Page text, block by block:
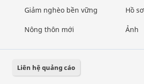
Giảm nghèo bền vững
Nông thôn mới
Hồ sơ
Ảnh
Liên hệ quảng cáo